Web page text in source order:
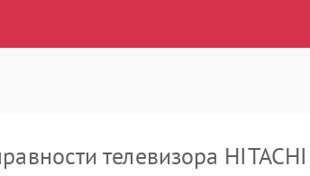
телевизора HITACHI